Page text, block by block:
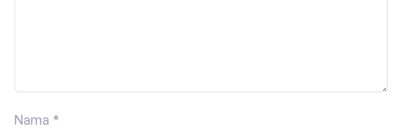
Nama *